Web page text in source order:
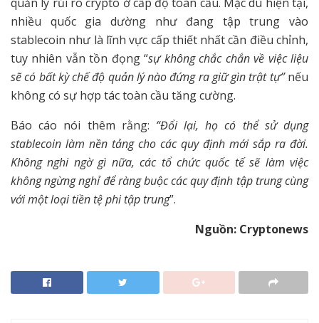
quản lý rủi ro crypto ở cấp độ toàn cầu. Mặc dù hiện tại,
nhiều quốc gia dường như đang tập trung vào
stablecoin như là lĩnh vực cấp thiết nhất cần điều chỉnh,
tuy nhiên vẫn tồn đọng “sự không chắc chắn về việc liệu
sẽ có bất kỳ chế độ quản lý nào đứng ra giữ gìn trật tự”nếu
không có sự hợp tác toàn cầu tăng cường.
Báo cáo nói thêm rằng: “Đổi lại, họ có thể sử dụng
stablecoin làm nền tảng cho các quy định mới sắp ra đời.
Không nghi ngờ gì nữa, các tổ chức quốc tế sẽ làm việc
không ngừng nghỉ để ràng buộc các quy định tập trung cùng
với một loại tiền tệ phi tập trung”.
Nguồn: Cryptonews